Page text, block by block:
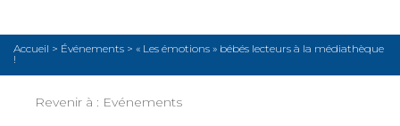
Accueil > Événements > « Les émotions » bébés lecteurs à la médiathèque
!
Revenir à : Evénements